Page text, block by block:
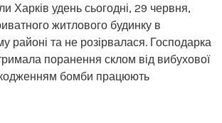
Харків удень сьогодні, 29 червня,
житлового будинку в
районі та не розірвалася. Господарка
поранення склом від вибухової
бомби працюють